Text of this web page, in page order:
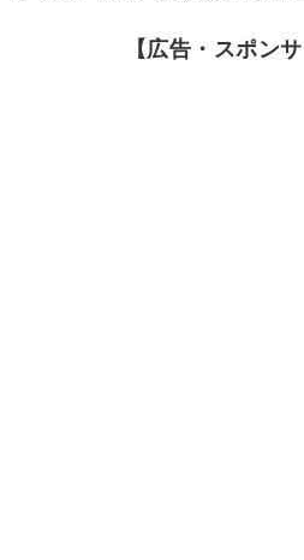
【広告・スポン